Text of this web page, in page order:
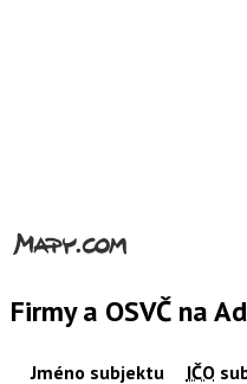
Firmy a OSVČ na
Jméno subjektu IČO